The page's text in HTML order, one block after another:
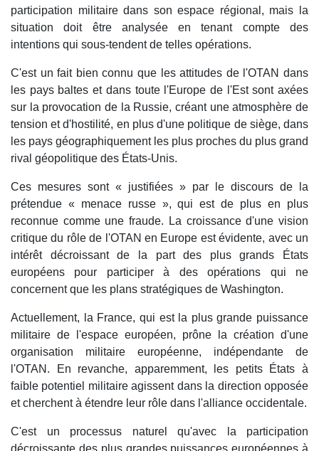
participation militaire dans son espace régional, mais la
situation doit être analysée en tenant compte des
intentions qui sous-tendent de telles opérations.
C'est un fait bien connu que les attitudes de l'OTAN dans
les pays baltes et dans toute l'Europe de l'Est sont axées
sur la provocation de la Russie, créant une atmosphère de
tension et d'hostilité, en plus d'une politique de siège, dans
les pays géographiquement les plus proches du plus grand
rival géopolitique des États-Unis.
Ces mesures sont « justifiées » par le discours de la
prétendue « menace russe », qui est de plus en plus
reconnue comme une fraude. La croissance d'une vision
critique du rôle de l'OTAN en Europe est évidente, avec un
intérêt décroissant de la part des plus grands États
européens pour participer à des opérations qui ne
concernent que les plans stratégiques de Washington.
Actuellement, la France, qui est la plus grande puissance
militaire de l'espace européen, prône la création d'une
organisation militaire européenne, indépendante de
l'OTAN. En revanche, apparemment, les petits États à
faible potentiel militaire agissent dans la direction opposée
et cherchent à étendre leur rôle dans l'alliance occidentale.
C'est un processus naturel qu'avec la participation